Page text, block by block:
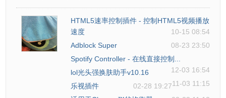
4、点击插件图标会出现下图。
HTML5速率控制插件 - 控制HTML5视频播放
速度
10-15 08:54
Adblock Super
08-23 23:50
Spotify Controller - 在线直接控制...
12-03 16:54
lol光头强换肤助手v10.16
11-03 11:15
乐视插件
02-28 19:27